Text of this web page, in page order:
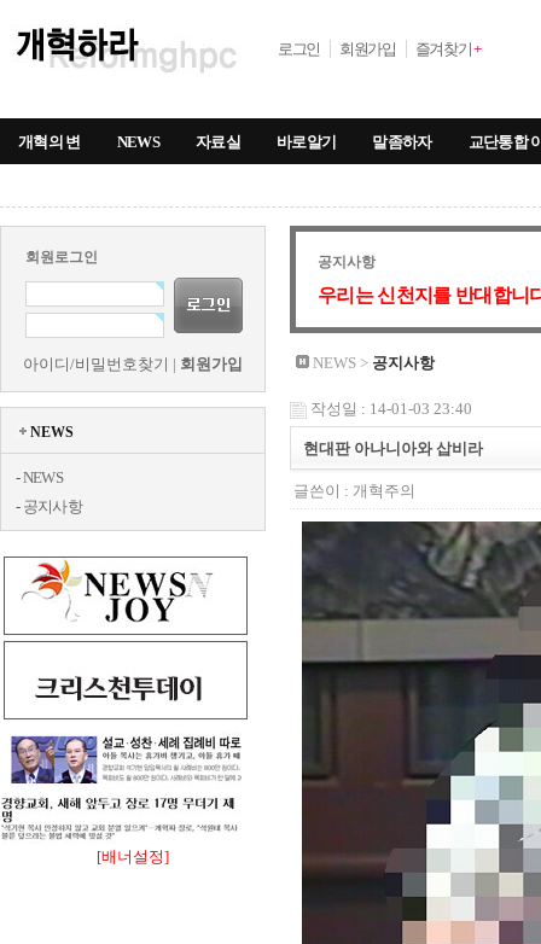
로그인 회원가입 즐겨찾기+
개혁의 변 NEWS 자료실 바로알기 말좀하자 교단통합
회원로그인
아이디/비밀번호찾기 | 회원가입
NEWS
-NEWS
- 공지사항
[배너설정]
공지사항
우리는 신천지를 반대합니
NEWS > 공지사항
작성일 : 14-01-03 23:40
현대판 아나니아와 삽비라
글쓴이 : 개혁주의